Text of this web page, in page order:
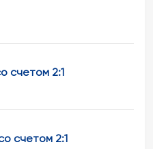
счетом 2:1
счетом 2:1